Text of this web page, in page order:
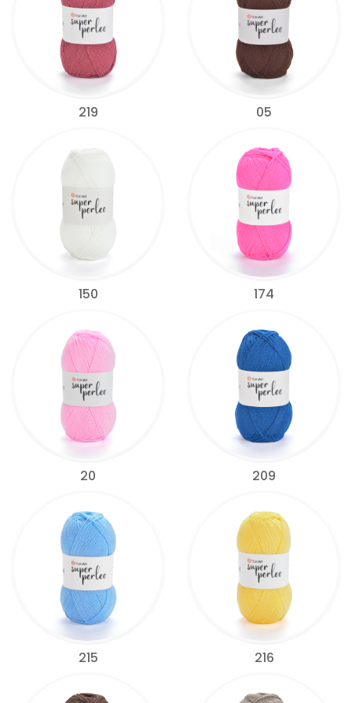
219 05
150 174
20 209
215 216